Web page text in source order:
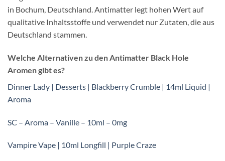
in Bochum, Deutschland. Antimatter legt hohen Wert auf
qualitative Inhaltsstoffe und verwendet nur Zutaten, die aus
Deutschland stammen.
Welche Alternativen zu den Antimatter Black Hole
Aromen gibt es?
Dinner Lady | Desserts | Blackberry Crumble | 14ml Liquid |
Aroma
SC – Aroma – Vanille – 10ml – 0mg
Vampire Vape | 10ml Longfill | Purple Craze